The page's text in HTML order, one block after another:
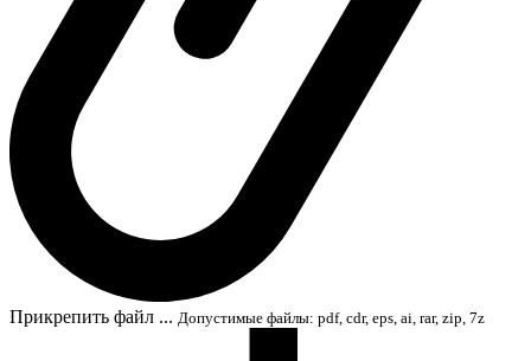
Прикрепить файл ... Допустимые файлы: pdf, cdr, eps, ai, rar, zip, 7z